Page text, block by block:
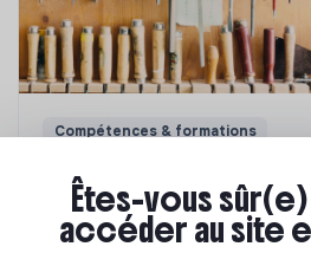
Compétences & formations
Comment se former à la
Êtes-vous
accéder au site